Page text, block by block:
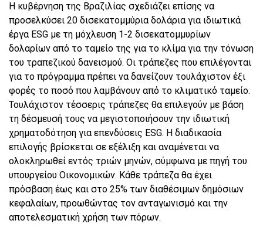
Η κυβέρνηση της Βραζιλίας σχεδιάζει επίσης να
προσελκύσει 20 δισεκατομμύρια δολάρια για ιδιωτικά
έργα ESG με τη μόχλευση 1-2 δισεκατομμυρίων
δολαρίων από το ταμείο της για το κλίμα για την τόνωση
του τραπεζικού δανεισμού. Οι τράπεζες που επιλέγονται
για το πρόγραμμα πρέπει να δανείζουν τουλάχιστον έξι
φορές το ποσό που λαμβάνουν από το κλιματικό ταμείο.
Τουλάχιστον τέσσερις τράπεζες θα επιλεγούν με βάση
τη δέσμευσή τους να μεγιστοποιήσουν την ιδιωτική
χρηματοδότηση για επενδύσεις ESG. Η διαδικασία
επιλογής βρίσκεται σε εξέλιξη και αναμένεται να
ολοκληρωθεί εντός τριών μηνών, σύμφωνα με πηγή του
υπουργείου Οικονομικών. Κάθε τράπεζα θα έχει
πρόσβαση έως και στο 25% των διαθέσιμων δημόσιων
κεφαλαίων, προωθώντας τον ανταγωνισμό και την
αποτελεσματική χρήση των πόρων.